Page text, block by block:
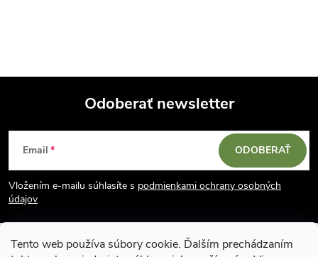
Tento web používa súbory cookie. Ďalším prechádzaním
c
i
e
Z
á
p
ä
Odoberať newsletter
Email
Vložením e-mailu súhlasíte s podmienkami ochrany osobných
údajov
ODOBERAŤ